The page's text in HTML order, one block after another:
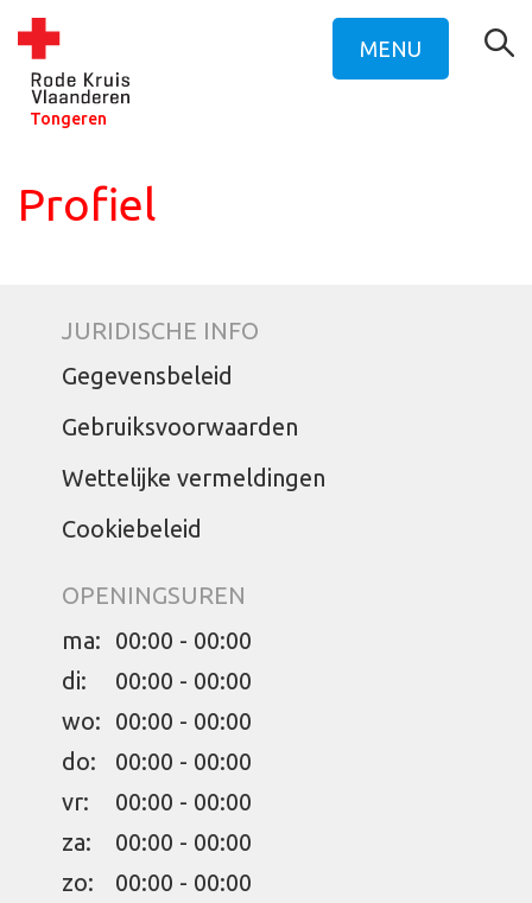
Tongeren
MENU
Profiel
JURIDISCHE INFO
Gegevensbeleid
Gebruiksvoorwaarden
Wettelijke vermeldingen
Cookiebeleid
OPENINGSUREN
ma:
00:00 - 00:00
di:
00:00 - 00:00
wo:
00:00 - 00:00
do:
00:00 - 00:00
vr:
00:00 - 00:00
za:
00:00 - 00:00
zo:
00:00 - 00:00